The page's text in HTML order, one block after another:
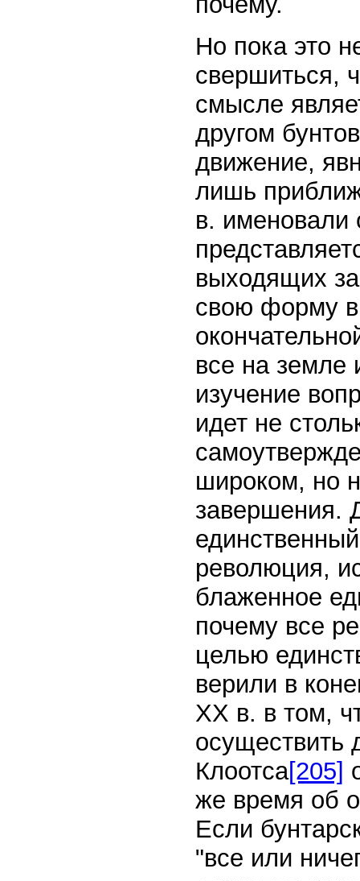
Но пока это
свершиться,
смысле
другом
движение,
лишь
в. именовали
выходящих
свою форму
все на земле
изучение
идет не
широком, но
завершения.
революция,
блаженное
почему все
целью
верили в
XX в. в том,
осуществить
Клоотса[205]
же время об
Если
"все или